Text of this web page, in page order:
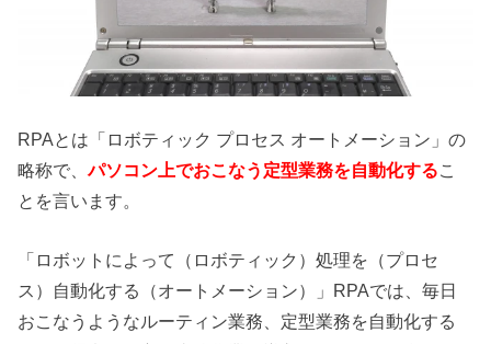
RPAとは「ロボティック プロセス オートメーション」の
略称で、パソコン上でおこなう定型業務を自動化するこ
とを言います。
「ロボットによって（ロボティック）処理を（プロセ
ス）自動化する（オートメーション）」RPAでは、毎日
おこなうようなルーティン業務、定型業務を自動化する